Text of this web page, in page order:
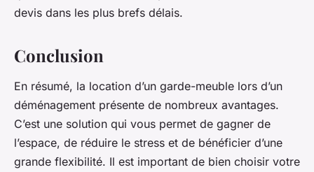
devis dans les plus brefs délais.
Conclusion
En résumé, la location d’un garde-meuble lors d’un
déménagement présente de nombreux avantages.
C’est une solution qui vous permet de gagner de
l’espace, de réduire le stress et de bénéficier d’une
grande flexibilité. Il est important de bien choisir votre